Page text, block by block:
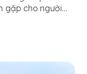
gặp cho người